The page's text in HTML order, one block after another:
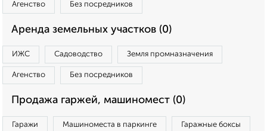
Агенство Без посредников
Аренда земельных участков (0)
ИЖС Садоводство Земля промназначения
Агенство Без посредников
Продажа гаржей, машиномест (0)
Гаражи Машиноместа в паркинге Гаражные боксы